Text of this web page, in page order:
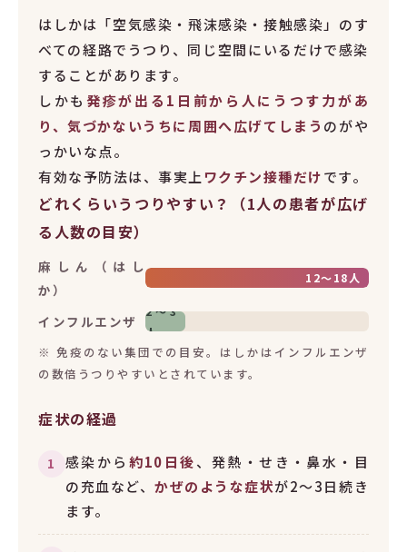
はしかは「空気感染・飛沫感染・接触感染」のす
べての経路でうつり、同じ空間にいるだけで感染
することがあります。
しかも 発疹が出る1日前から人にうつす力があ
り、気づかないうちに周囲へ広げてしまう のがや
っかいな点。
有効な予防法は、事実上 ワクチン接種だけです。
どれくらいうつりやすい？（1人の患者が広げ
る人数の目安）
麻しん（はし
か）
12〜18人
インフルエンザ
2〜3
人
※ 免疫のない集団での目安。はしかはインフルエンザ
の数倍うつりやすいとされています。
症状の経過
1 感染から 約10日後、発熱・せき・鼻水・目
の充血など、かぜのような症状が2〜3日続き
ます。